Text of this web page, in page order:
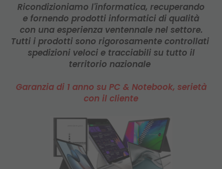
Ricondizioniamo l'informatica, recuperando
e fornendo prodotti informatici di qualità
con una esperienza ventennale nel settore.
Tutti i prodotti sono rigorosamente controllati
spedizioni veloci e tracciabili su tutto il
territorio nazionale
Garanzia di 1 anno su PC & Notebook, serietà
con il cliente